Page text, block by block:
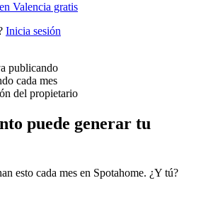
Valencia gratis
Inicia sesión
publicando
cada mes
del propietario
puede generar tu
esto cada mes en Spotahome. ¿Y tú?